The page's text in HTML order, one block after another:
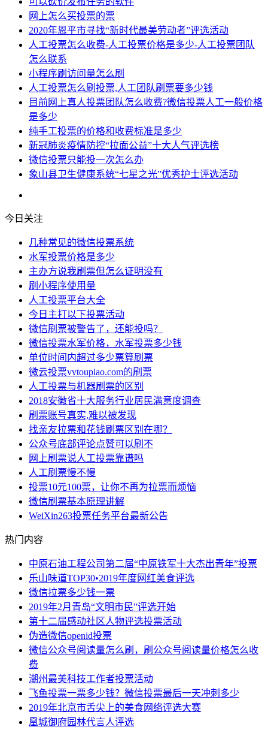
网上怎么买投票的票
2020年恩平市寻找“新时代最美劳动者”评选活动
人工投票怎么收费-人工投票价格是多少-人工投票团队
怎么联系
小程序刷访问量怎么刷
人工投票怎么刷投票,人工团队刷票要多少钱
目前网上真人投票团队怎么收费?微信投票人工一般价格
是多少
纯手工投票的价格和收费标准是多少
新冠肺炎疫情防控“拉面公益”十大人气评选榜
微信投票只能投一次怎么办
象山县卫生健康系统“七星之光”优秀护士评选活动
今日关注
几种常见的微信投票系统
水军投票价格是多少
主办方说我刷票但怎么证明没有
刷小程序使用量
人工投票平台大全
今日主打以下投票活动
微信刷票被警告了，还能投吗？
微信投票水军价格，水军投票多少钱
单位时间内超过多少票算刷票
微云投票vvtoupiao.com的刷票
人工投票与机器刷票的区别
2018安徽省十大服务行业居民满意度调查
刷票账号真实,难以被发现
找亲友拉票和花钱刷票区别在哪？
公众号底部评论点赞可以刷不
网上刷票说人工投票靠谱吗
人工刷票慢不慢
投票10元100票，让你不再为拉票而烦恼
微信刷票基本原理讲解
WeiXin263投票任务平台最新公告
热门内容
中原石油工程公司第二届“中原铁军十大杰出青年”投票
乐山味道TOP30•2019年度网红美食评选
微信拉票多少钱一票
2019年2月青岛“文明市民”评选开始
第十二届感动社区人物评选投票活动
伪造微信openid投票
微信公众号阅读量怎么刷，刷公众号阅读量价格怎么收
费
潮州最美科技工作者投票活动
飞鱼投票一票多少钱？微信投票最后一天冲刺多少
2019年北京市舌尖上的美食网络评选大赛
凰城御府园林代言人评选